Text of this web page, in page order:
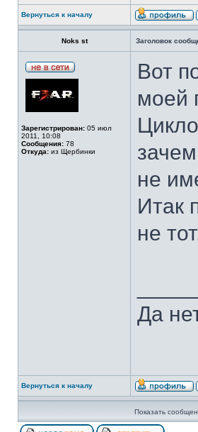
Вернуться к началу
Noks st Заголовок
Зарегистрирован: 05 июл
2011, 10:08
Сообщения: 78
Откуда: из Щербинки
Вот
моей
не
Итак
не
Да
Вернуться к началу
Показать